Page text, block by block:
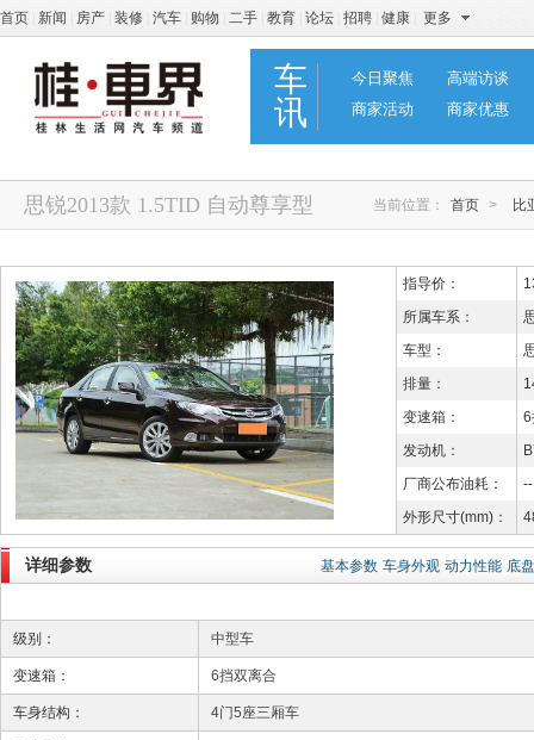
首页 新闻 房产 装修 汽车 购物 二手 教育 论坛 招聘 健康 更多
车
讯
今日聚焦
高端访谈
商家活动
商家优惠
思锐2013款 1.5TID 自动尊享型 当前位置： 首页 > 比
指导价：
所属车系：
车型：
排量：
变速箱：
6
发动机：
厂商公布油耗：
--
外形尺寸(mm)：
基本参数 车身外观 动力性能 底
详细参数
级别： 中型车
变速箱： 6挡双离合
车身结构： 4门5座三厢车